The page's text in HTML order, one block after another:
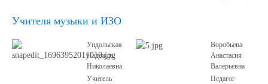
Учителя музыки и ИЗО
Ундольская
Надежда
Николаевна
Учитель
Воробьева
Анастасия
Валерьевна
Педагог